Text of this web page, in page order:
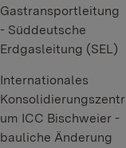
Gastransportleitung
- Süddeutsche
Erdgasleitung (SEL)
Internationales
Konsolidierungszentr
um ICC Bischweier -
bauliche Änderung